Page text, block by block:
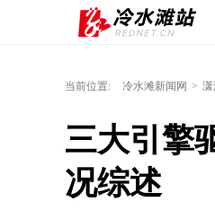
当前位置: 冷水滩新闻网 > 潇
三大引擎
况综述